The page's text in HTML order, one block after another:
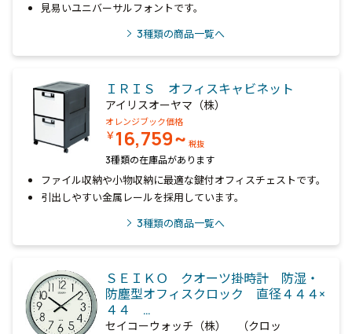
見易いユニバーサルフォントです。
3種類の商品一覧へ
ＩＲＩＳ オフィスキャビネット
アイリスオーヤマ（株）
オレンジブック価格
￥16,759~ 税抜
3種類の在庫品があります
ファイル収納や小物収納に最適な鍵付オフィスチェストです。
引出しやすい金属レールを採用しています。
3種類の商品一覧へ
ＳＥＩＫＯ クオーツ掛時計 防湿・
防塵型オフィスクロック 直径４４４×
４４ …
セイコーウォッチ（株） （クロッ